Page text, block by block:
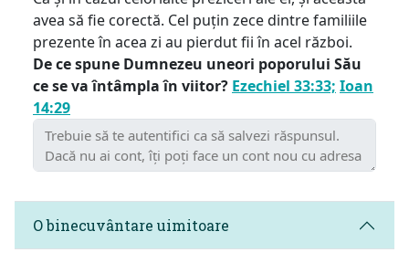
avea să fie corectă. Cel puțin zece dintre familiile
prezente în acea zi au pierdut fii în acel război.
De ce spune Dumnezeu uneori poporului Său
ce se va întâmpla în viitor? Ezechiel 33:33; Ioan
14:29
O binecuvântare uimitoare